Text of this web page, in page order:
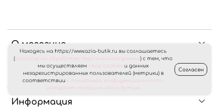
О магазине
Клиентам
Информация
Находясь на https://www.azia-butik.ru вы соглашаетесь
(согласие на обработку персональных данных) с тем, что
мы осуществляем сбор cookies и данных
незарегистрированных пользователей (метрики) в
соответствии с политикой конфиденциальности
интернет магазина «Азия Бутик»
Согласен